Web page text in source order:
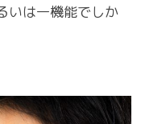
いは一機能でしか